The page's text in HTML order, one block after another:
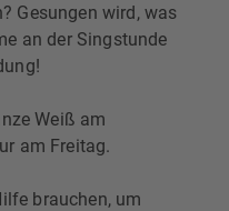
Gesungen wird, was
an der Singstunde
Weiß am
am Freitag.
brauchen, um